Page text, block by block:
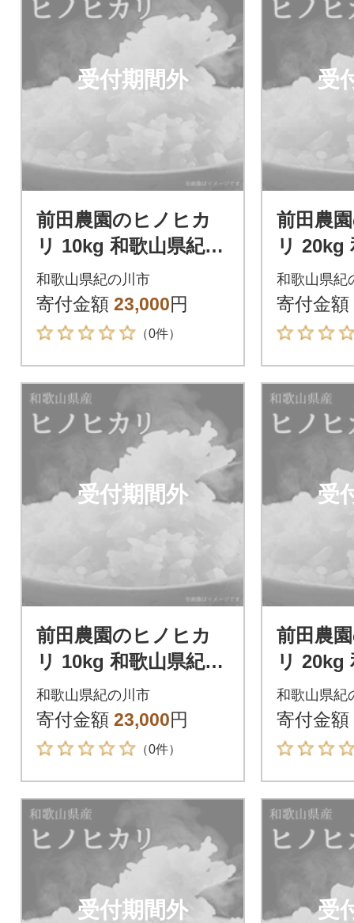
受付期間外
前田農園のヒノヒカ
リ 10kg 和歌山県紀の
川市【5分づき米】
和歌山県紀の川市
寄付金額 23,000円
（0件）
受
前田農
リ 20kg
川市【5
和歌山県紀
寄付金額
受付期間外
前田農園のヒノヒカ
リ 10kg 和歌山県紀の
川市【7分づき米】
和歌山県紀の川市
寄付金額 23,000円
（0件）
受
前田農
リ 20kg
川市【7
和歌山県紀
寄付金額
受付期間外 受